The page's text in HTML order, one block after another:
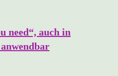
need“, auch in